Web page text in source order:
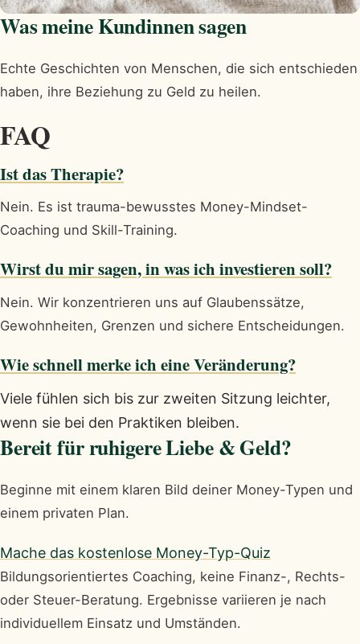
Was meine Kundinnen sagen
Echte Geschichten von Menschen, die sich entschieden
haben, ihre Beziehung zu Geld zu heilen.
FAQ
Ist das Therapie?
Nein. Es ist trauma-bewusstes Money-Mindset-
Coaching und Skill-Training.
Wirst du mir sagen, in was ich investieren soll?
Nein. Wir konzentrieren uns auf Glaubenssätze,
Gewohnheiten, Grenzen und sichere Entscheidungen.
Wie schnell merke ich eine Veränderung?
Viele fühlen sich bis zur zweiten Sitzung leichter,
wenn sie bei den Praktiken bleiben.
Bereit für ruhigere Liebe & Geld?
Beginne mit einem klaren Bild deiner Money-Typen und
einem privaten Plan.
Mache das kostenlose Money-Typ-Quiz
Bildungsorientiertes Coaching, keine Finanz-, Rechts-
oder Steuer-Beratung. Ergebnisse variieren je nach
individuellem Einsatz und Umständen.